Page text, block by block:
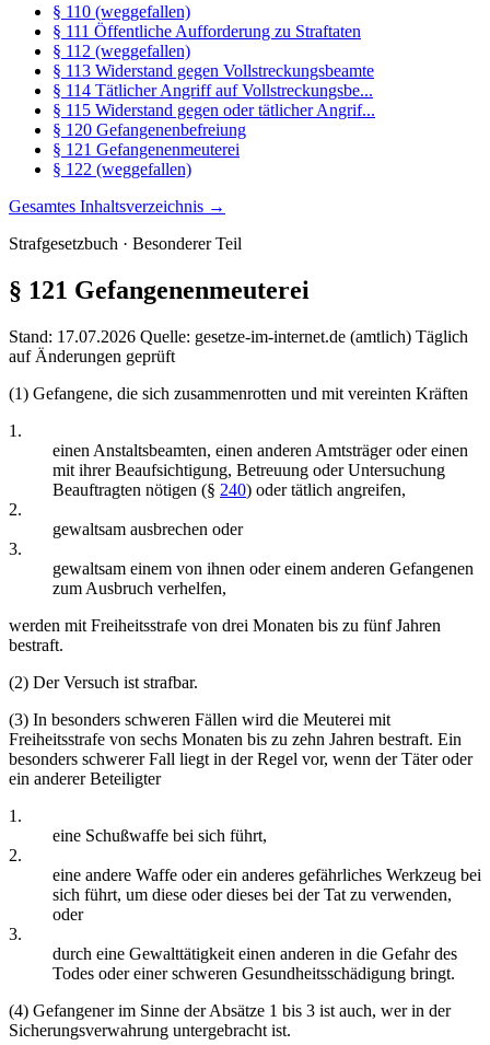
§ 110 (weggefallen)
§ 111 Öffentliche Aufforderung zu Straftaten
§ 112 (weggefallen)
§ 113 Widerstand gegen Vollstreckungsbeamte
§ 114 Tätlicher Angriff auf Vollstreckungsbe...
§ 115 Widerstand gegen oder tätlicher Angrif...
§ 120 Gefangenenbefreiung
§ 121 Gefangenenmeuterei
§ 122 (weggefallen)
Gesamtes Inhaltsverzeichnis →
Strafgesetzbuch · Besonderer Teil
§ 121 Gefangenenmeuterei
Stand: 17.07.2026 Quelle: gesetze-im-internet.de (amtlich) Täglich
auf Änderungen geprüft
(1) Gefangene, die sich zusammenrotten und mit vereinten Kräften
1.
einen Anstaltsbeamten, einen anderen Amtsträger oder einen
mit ihrer Beaufsichtigung, Betreuung oder Untersuchung
Beauftragten nötigen (§ 240) oder tätlich angreifen,
2.
gewaltsam ausbrechen oder
3.
gewaltsam einem von ihnen oder einem anderen Gefangenen
zum Ausbruch verhelfen,
werden mit Freiheitsstrafe von drei Monaten bis zu fünf Jahren
bestraft.
(2) Der Versuch ist strafbar.
(3) In besonders schweren Fällen wird die Meuterei mit
Freiheitsstrafe von sechs Monaten bis zu zehn Jahren bestraft. Ein
besonders schwerer Fall liegt in der Regel vor, wenn der Täter oder
ein anderer Beteiligter
1.
eine Schußwaffe bei sich führt,
2.
eine andere Waffe oder ein anderes gefährliches Werkzeug bei
sich führt, um diese oder dieses bei der Tat zu verwenden,
oder
3.
durch eine Gewalttätigkeit einen anderen in die Gefahr des
Todes oder einer schweren Gesundheitsschädigung bringt.
(4) Gefangener im Sinne der Absätze 1 bis 3 ist auch, wer in der
Sicherungsverwahrung untergebracht ist.